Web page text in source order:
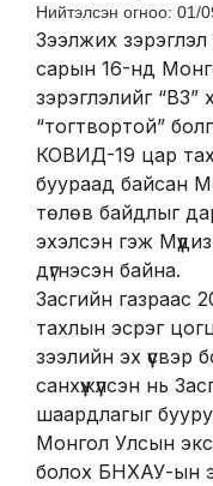
Нийтэлсэн огноо: 01/
Зээлжих зэрэглэл
сарын 16-нд
зэрэглэлийг
“тогтвортой”
КОВИД-19 цар
буураад байсан
төлөв байдлыг
эхэлсэн гэж
дүгнэсэн байна.
Засгийн газраас
тахлын эсрэг
зээлийн эх
санхүүжүүлсэн нь
шаардлагыг
Монгол Улсын
болох БНХАУ-ын